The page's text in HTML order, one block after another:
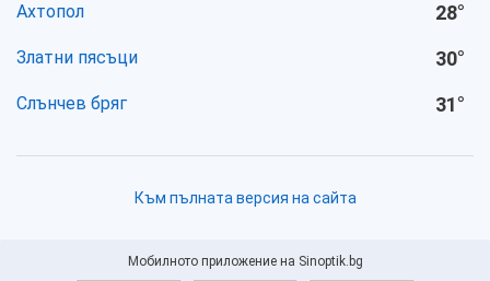
Ахтопол 28°
Златни пясъци 30°
Слънчев бряг 31°
Към пълната версия на сайта
Мобилното приложение на Sinoptik.bg